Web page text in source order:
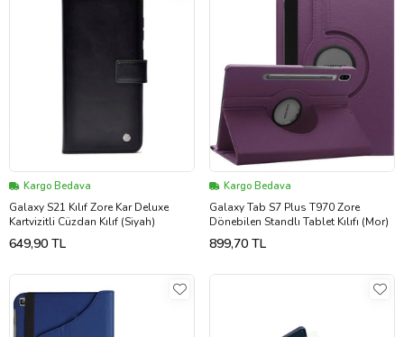
Kargo Bedava
Galaxy S21 Kılıf Zore Kar Deluxe
Kartvizitli Cüzdan Kılıf (Siyah)
649,90 TL
Kargo Bedava
Galaxy Tab S7 Plus T970 Zore
Dönebilen Standlı Tablet Kılıfı (Mor)
899,70 TL